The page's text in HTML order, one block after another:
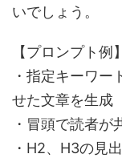
いでしょう。
【プロンプト例】
・指定キーワー
せた文章を生成
・冒頭で読者が
・H2、H3の見